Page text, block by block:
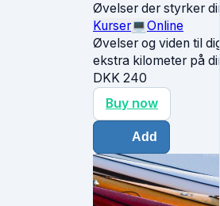
Øvelser der styrker
Kurser💻Online
Øvelser og viden til
ekstra kilometer på
DKK 240
Buy now
Add